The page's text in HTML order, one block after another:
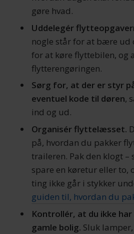
din brug af vores hjemmeside
analysepartnere. Vores partnere
data med andre oplysninger, du
de har indsamlet fra din brug af
gøre hvad.
Uddelegér
nogle står for at bære ud
for at køre flyttebilen, og
flytterengøringen.
Sørg for, at der er styr
eventuel kode til døren,
ind og ud.
Organisér flyttelæsset.
på, hvordan du pakker
traileren. Pak den klogt –
spare en køretur eller to,
ting ikke går i stykker
guiden til, hvordan du
Kontrollér, at du ikke
gamle bolig. Sluk